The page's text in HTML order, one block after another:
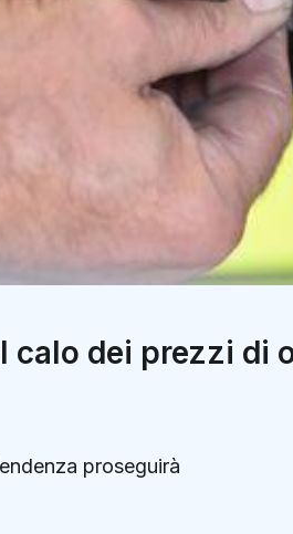
calo dei prezzi di
proseguirà